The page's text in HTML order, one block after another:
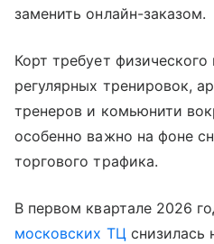
заменить онлайн-заказом.
Корт требует физического
регулярных тренировок,
тренеров и комьюнити
особенно важно на фоне
торгового трафика.
В первом квартале 2026
московских ТЦ снизилась